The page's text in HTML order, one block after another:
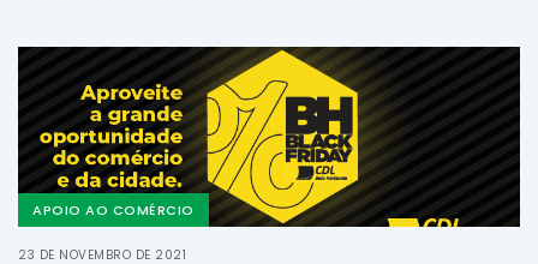
APOIO AO COMÉRCIO
23 DE NOVEMBRO DE 2021